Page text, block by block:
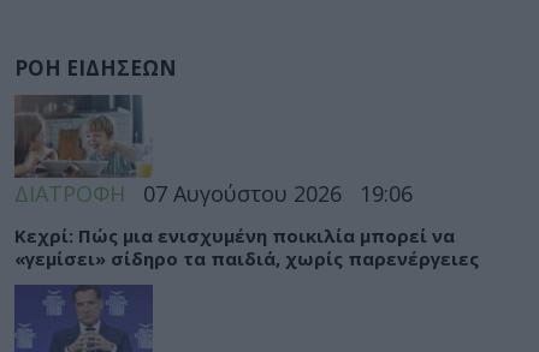
ΡΟΗ ΕΙΔΗΣΕΩΝ
ΔΙΑΤΡΟΦΗ 07 Αυγούστου 2026 19:06
Κεχρί: Πώς μια ενισχυμένη ποικιλία μπορεί να
«γεμίσει» σίδηρο τα παιδιά, χωρίς παρενέργειες